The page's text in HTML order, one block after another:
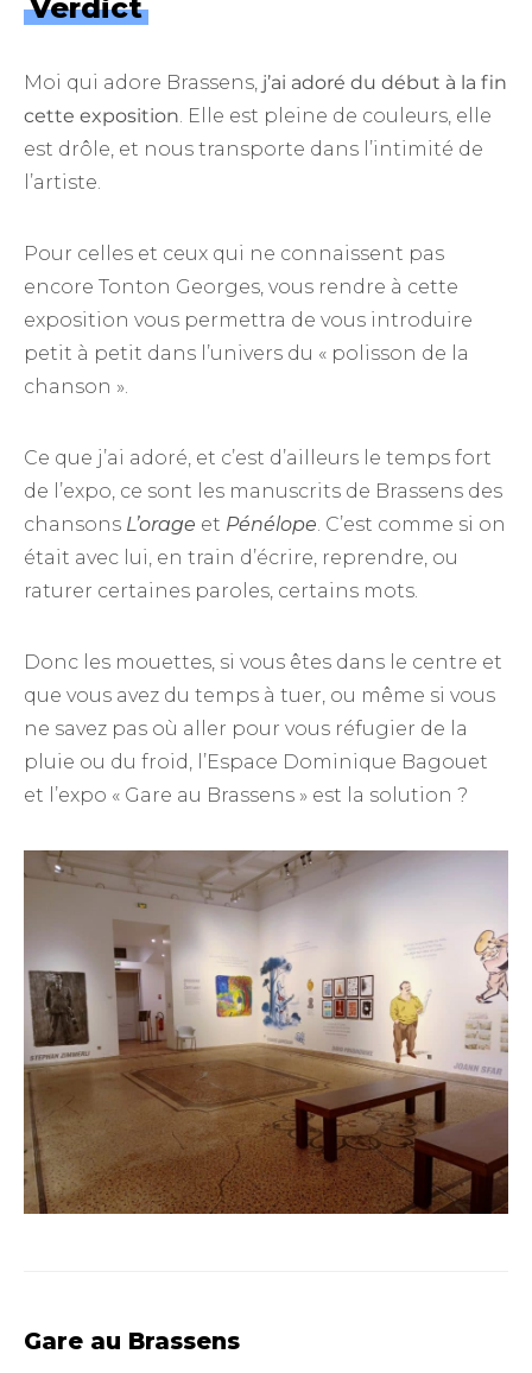
Verdict
Moi qui adore Brassens, j’ai adoré du début à la fin
cette exposition. Elle est pleine de couleurs, elle
est drôle, et nous transporte dans l’intimité de
l’artiste.
Pour celles et ceux qui ne connaissent pas
encore Tonton Georges, vous rendre à cette
exposition vous permettra de vous introduire
petit à petit dans l’univers du « polisson de la
chanson ».
Ce que j’ai adoré, et c’est d’ailleurs le temps fort
de l’expo, ce sont les manuscrits de Brassens des
chansons L’orage et Pénélope. C’est comme si on
était avec lui, en train d’écrire, reprendre, ou
raturer certaines paroles, certains mots.
Donc les mouettes, si vous êtes dans le centre et
que vous avez du temps à tuer, ou même si vous
ne savez pas où aller pour vous réfugier de la
pluie ou du froid, l’Espace Dominique Bagouet
et l’expo « Gare au Brassens » est la solution ?
Gare au Brassens